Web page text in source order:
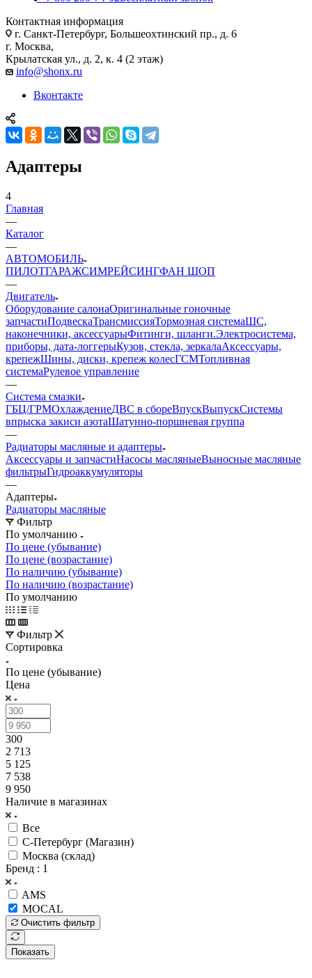
Контактная информация
г. Санкт-Петербург, Большеохтинский пр., д. 6
г. Москва,
Крылатская ул., д. 2, к. 4 (2 этаж)
info@shonx.ru
Вконтакте
Адаптеры
4
Главная
—
Каталог
—
АВТОМОБИЛЬ
ПИЛОТГАРАЖСИМРЕЙСИНГФАН ШОП
—
Двигатель
Оборудование салонаОригинальные гоночные
запчастиПодвескаТрансмиссияТормозная системаШС,
наконечники, аксессуарыФитинги, шланги.Электросистема,
приборы, дата-логгерыКузов, стекла, зеркалаАксессуары,
крепежШины, диски, крепеж колесГСМТопливная
системаРулевое управление
—
Система смазки
ГБЦ/ГРМОхлаждениеДВС в сбореВпускВыпускСистемы
впрыска закиси азотаШатунно-поршневая группа
—
Радиаторы масляные и адаптеры
Аксессуары и запчастиНасосы масляныеВыносные масляные
фильтрыГидроаккумуляторы
—
Адаптеры
Радиаторы масляные
Фильтр
По умолчанию
По цене (убывание)
По цене (возрастание)
По наличию (убывание)
По наличию (возрастание)
По умолчанию
Фильтр
Сортировка
По цене (убывание)
Цена
300
2 713
5 125
7 538
9 950
Наличие в магазинах
Все
С-Петербург (Магазин)
Москва (склад)
Бренд : 1
AMS
MOCAL
Очистить фильтр
Показать